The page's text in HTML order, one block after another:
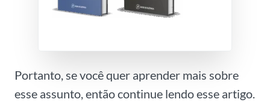
Portanto, se você quer aprender mais sobre
esse assunto, então continue lendo esse artigo.